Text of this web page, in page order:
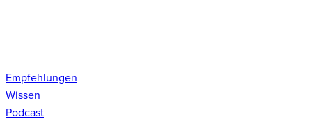
Empfehlungen
Wissen
Podcast